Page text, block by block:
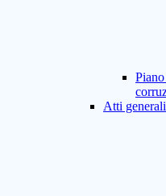
Atti generali